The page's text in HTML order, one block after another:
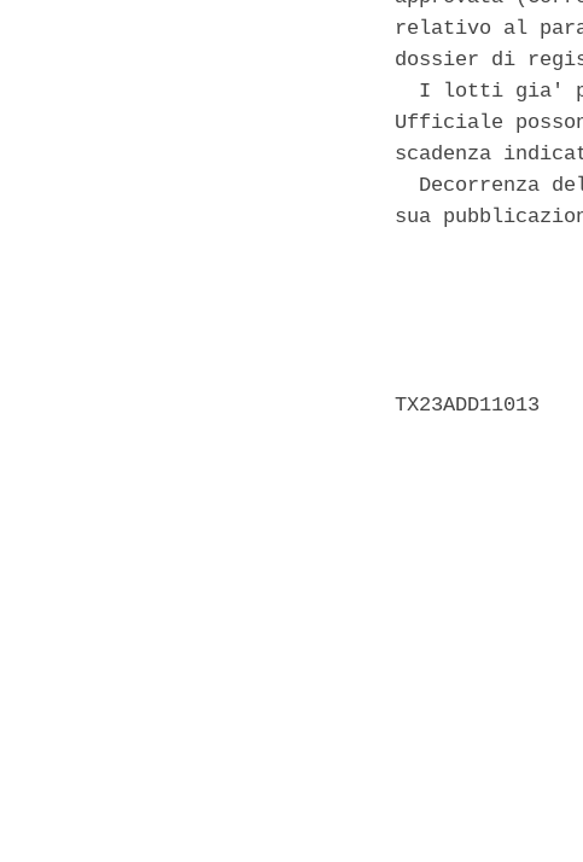
relativo al
dossier di
I lotti gia'
Ufficiale
scadenza
Decorrenza
sua